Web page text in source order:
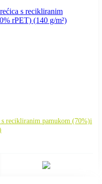
recikliranim pamukom (70%)i